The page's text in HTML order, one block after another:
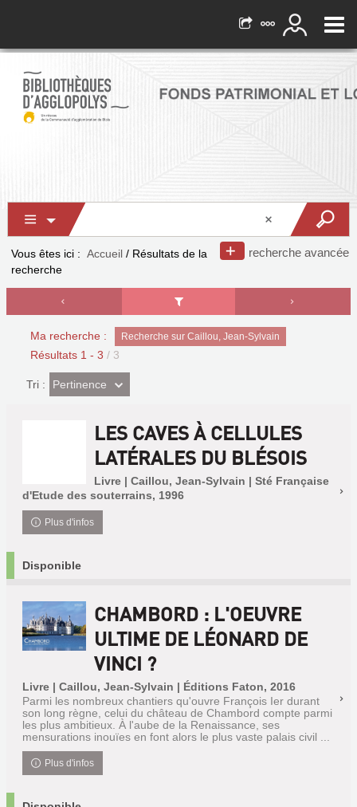
recherche avancée
Vous êtes ici : Accueil / Résultats de la
recherche
Ma recherche : Recherche sur Caillou, Jean-Sylvain
Résultats 1 - 3 / 3
Tri : (Effet
imédiat)
Pertinence
LES CAVES À CELLULES
LATÉRALES DU BLÉSOIS
Livre | Caillou, Jean-Sylvain | Sté Française
d'Etude des souterrains, 1996
Plus d'infos
Disponible
CHAMBORD : L'OEUVRE
ULTIME DE LÉONARD DE
VINCI ?
Livre | Caillou, Jean-Sylvain | Éditions Faton, 2016
Parmi les nombreux chantiers qu'ouvre François Ier durant
son long règne, celui du château de Chambord compte parmi
les plus ambitieux. À l'aube de la Renaissance, ses
mensurations inouïes en font alors le plus vaste palais civil ...
Plus d'infos